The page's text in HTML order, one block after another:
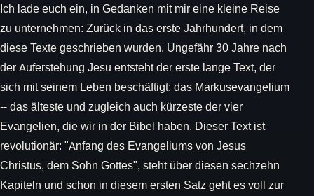
Ich lade euch ein, in Gedanken mit mir eine kleine Reise
zu unternehmen: Zurück in das erste Jahrhundert, in dem
diese Texte geschrieben wurden. Ungefähr 30 Jahre nach
der Auferstehung Jesu entsteht der erste lange Text, der
sich mit seinem Leben beschäftigt: das Markusevangelium
-- das älteste und zugleich auch kürzeste der vier
Evangelien, die wir in der Bibel haben. Dieser Text ist
revolutionär: "Anfang des Evangeliums von Jesus
Christus, dem Sohn Gottes", steht über diesen sechzehn
Kapiteln und schon in diesem ersten Satz geht es voll zur